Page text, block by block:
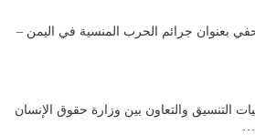
بعنوان جرائم الحرب المنسية في اليمن –
التنسيق والتعاون بين وزارة حقوق الإنسان